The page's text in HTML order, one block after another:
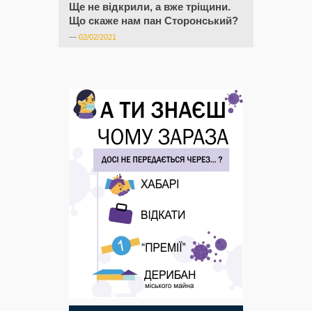
Ще не відкрили, а вже тріщини.
Що скаже нам пан Сторонський?
— 02/02/2021